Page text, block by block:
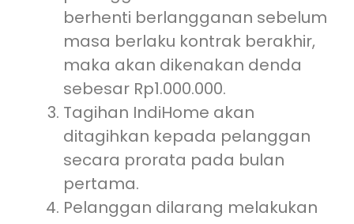
berhenti berlangganan sebelum
masa berlaku kontrak berakhir,
maka akan dikenakan denda
sebesar Rp1.000.000.
Tagihan IndiHome akan
ditagihkan kepada pelanggan
secara prorata pada bulan
pertama.
Pelanggan dilarang melakukan